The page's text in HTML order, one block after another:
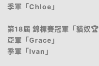
季軍「Chloe」
第18屆 錦標賽冠軍「貓奴🏆
亞軍「Grace」
季軍「Ivan」